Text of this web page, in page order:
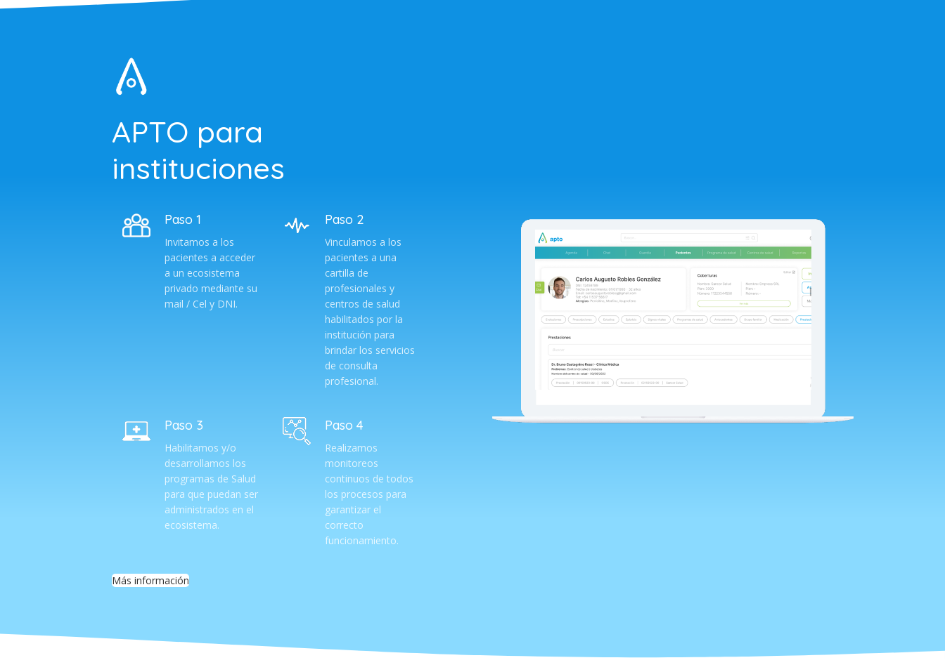
APTO para
instituciones
Paso 1
Invitamos a los
pacientes a acceder
a un ecosistema
privado mediante su
mail / Cel y DNI.
Paso 2
Vinculamos a los
pacientes a una
cartilla de
profesionales y
centros de salud
habilitados por la
institución para
brindar los servicios
de consulta
profesional.
Paso 3
Habilitamos y/o
desarrollamos los
programas de Salud
para que puedan ser
administrados en el
ecosistema.
Paso 4
Realizamos
monitoreos
continuos de todos
los procesos para
garantizar el
correcto
funcionamiento.
Más información